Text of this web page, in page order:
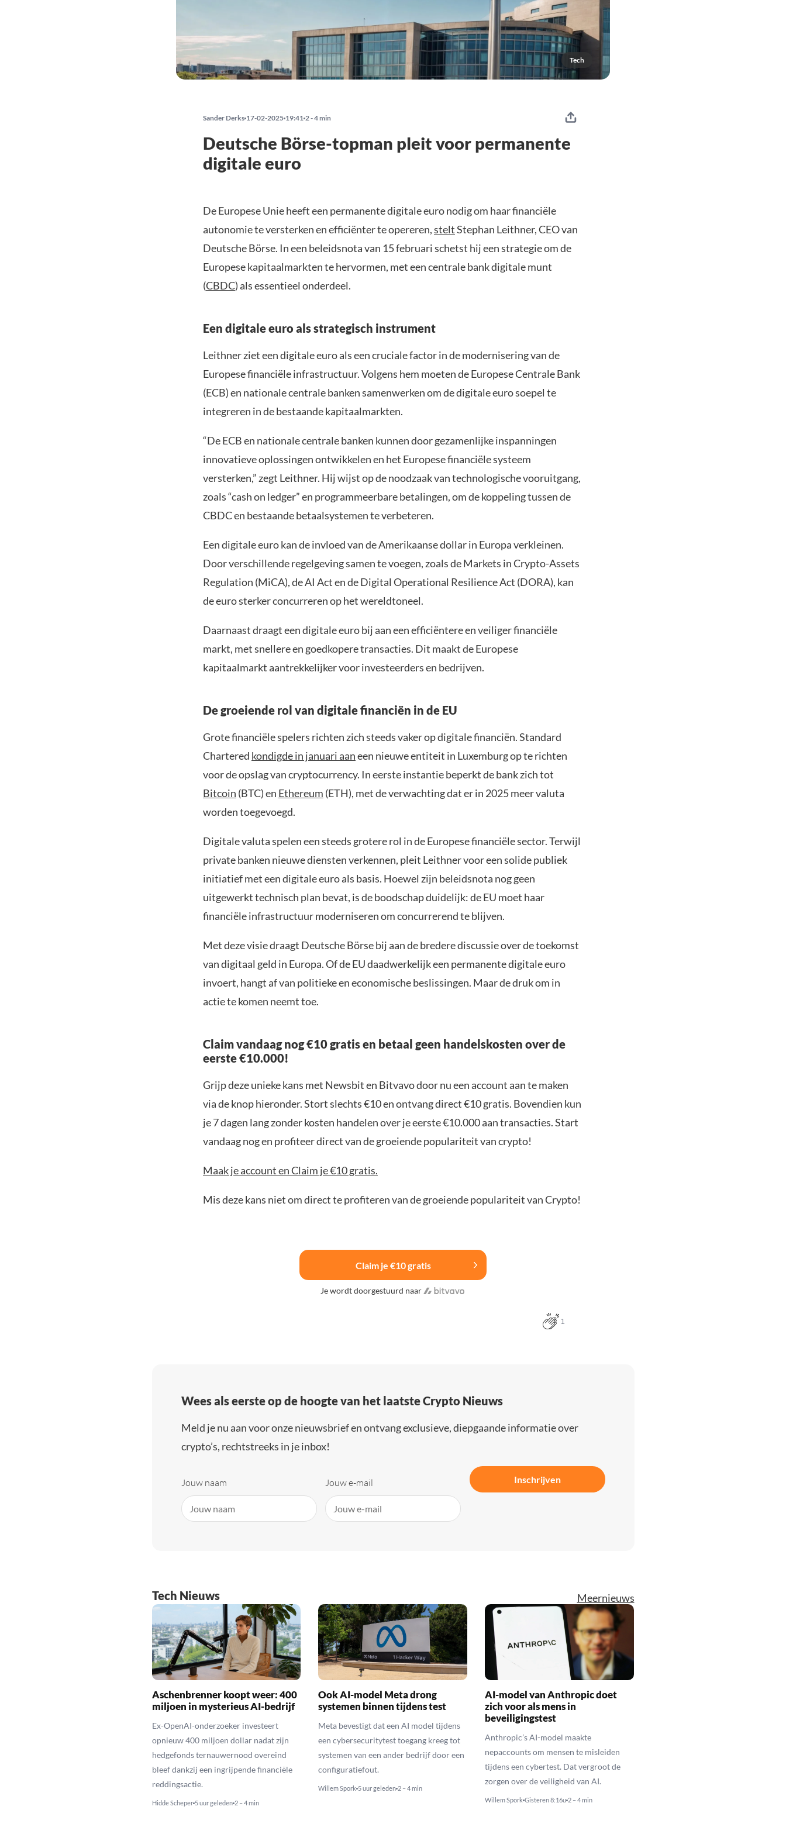
Tech
Sander Derks 17-02-2025 19:41 2 - 4 min
Deutsche Börse-topman pleit voor permanente
digitale euro
De Europese Unie heeft een permanente digitale euro nodig om haar financiële
autonomie te versterken en efficiënter te opereren,steltStephan Leithner, CEO van
Deutsche Börse. In een beleidsnota van 15 februari schetst hij een strategie om de
Europese kapitaalmarkten te hervormen, met een centrale bank digitale munt
(CBDC) als essentieel onderdeel.
Een digitale euro als strategisch instrument
Leithner ziet een digitale euro als een cruciale factor in de modernisering van de
Europese financiële infrastructuur. Volgens hem moeten de Europese Centrale Bank
(ECB) en nationale centrale banken samenwerken om de digitale euro soepel te
integreren in de bestaande kapitaalmarkten.
“De ECB en nationale centrale banken kunnen door gezamenlijke inspanningen
innovatieve oplossingen ontwikkelen en het Europese financiële systeem
versterken,” zegt Leithner. Hij wijst op de noodzaak van technologische vooruitgang,
zoals “cash on ledger” en programmeerbare betalingen, om de koppeling tussen de
CBDC en bestaande betaalsystemen te verbeteren.
Een digitale euro kan de invloed van de Amerikaanse dollar in Europa verkleinen.
Door verschillende regelgeving samen te voegen, zoals de Markets in Crypto-Assets
Regulation (MiCA), de AI Act en de Digital Operational Resilience Act (DORA), kan
de euro sterker concurreren op het wereldtoneel.
Daarnaast draagt een digitale euro bij aan een efficiëntere en veiliger financiële
markt, met snellere en goedkopere transacties. Dit maakt de Europese
kapitaalmarkt aantrekkelijker voor investeerders en bedrijven.
De groeiende rol van digitale financiën in de EU
Grote financiële spelers richten zich steeds vaker op digitale financiën. Standard
Chartered kondigde in januari aaneen nieuwe entiteit in Luxemburg op te richten
voor de opslag van cryptocurrency. In eerste instantie beperkt de bank zich tot
Bitcoin (BTC) en Ethereum (ETH), met de verwachting dat er in 2025 meer valuta
worden toegevoegd.
Digitale valuta spelen een steeds grotere rol in de Europese financiële sector. Terwijl
private banken nieuwe diensten verkennen, pleit Leithner voor een solide publiek
initiatief met een digitale euro als basis. Hoewel zijn beleidsnota nog geen
uitgewerkt technisch plan bevat, is de boodschap duidelijk: de EU moet haar
financiële infrastructuur moderniseren om concurrerend te blijven.
Met deze visie draagt Deutsche Börse bij aan de bredere discussie over de toekomst
van digitaal geld in Europa. Of de EU daadwerkelijk een permanente digitale euro
invoert, hangt af van politieke en economische beslissingen. Maar de druk om in
actie te komen neemt toe.
Claim vandaag nog €10 gratis en betaal geen handelskosten over de
eerste €10.000!
Grijp deze unieke kans met Newsbit en Bitvavo door nu een account aan te maken
via de knop hieronder. Stort slechts €10 en ontvang direct €10 gratis. Bovendien kun
je 7 dagen lang zonder kosten handelen over je eerste €10.000 aan transacties. Start
vandaag nog en profiteer direct van de groeiende populariteit van crypto!
Maak je account en Claim je €10 gratis.
Mis deze kans niet om direct te profiteren van de groeiende populariteit van Crypto!
Claim je €10 gratis
Je wordt doorgestuurd naar
1
Wees als eerste op de hoogte van het laatste Crypto Nieuws
Meld je nu aan voor onze nieuwsbrief en ontvang exclusieve, diepgaande informatie over
crypto’s, rechtstreeks in je inbox!
Jouw naam Jouw e-mail Inschrijven
Tech Nieuws Meernieuws
Aschenbrenner koopt weer: 400
miljoen in mysterieus AI-bedrijf
Ex-OpenAI-onderzoeker investeert
opnieuw 400 miljoen dollar nadat zijn
hedgefonds ternauwernood overeind
bleef dankzij een ingrijpende financiële
reddingsactie.
Hidde Scheper 5 uur geleden 2 – 4 min
Ook AI-model Meta drong
systemen binnen tijdens test
Meta bevestigt dat een AI model tijdens
een cybersecuritytest toegang kreeg tot
systemen van een ander bedrijf door een
configuratiefout.
Willem Spork 5 uur geleden 2 – 4 min
AI-model van Anthropic doet
zich voor als mens in
beveiligingstest
Anthropic’s AI-model maakte
nepaccounts om mensen te misleiden
tijdens een cybertest. Dat vergroot de
zorgen over de veiligheid van AI.
Willem Spork Gisteren 8:16u 2 – 4 min